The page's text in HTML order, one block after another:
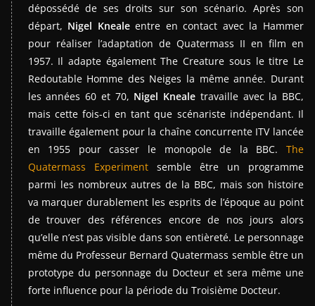
dépossédé de ses droits sur son scénario. Après son
départ, Nigel Knealeentre en contact avec la Hammer
pour réaliser l’adaptation de Quatermass II en film en
1957. Il adapte également The Creature sous le titre Le
Redoutable Homme des Neiges la même année. Durant
les années 60 et 70, Nigel Kneale travaille avec la BBC,
mais cette fois-ci en tant que scénariste indépendant. Il
travaille également pour la chaîne concurrente ITV lancée
en 1955 pour casser le monopole de la BBC. The
Quatermass Experimentsemble être un programme
parmi les nombreux autres de la BBC, mais son histoire
va marquer durablement les esprits de l’époque au point
de trouver des références encore de nos jours alors
qu’elle n’est pas visible dans son entièreté. Le personnage
même du Professeur Bernard Quatermass semble être un
prototype du personnage du Docteur et sera même une
forte influence pour la période du Troisième Docteur.